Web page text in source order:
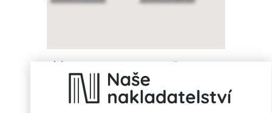
Bílá tma
Danielle Girard
Na hraně
Danielle Girard